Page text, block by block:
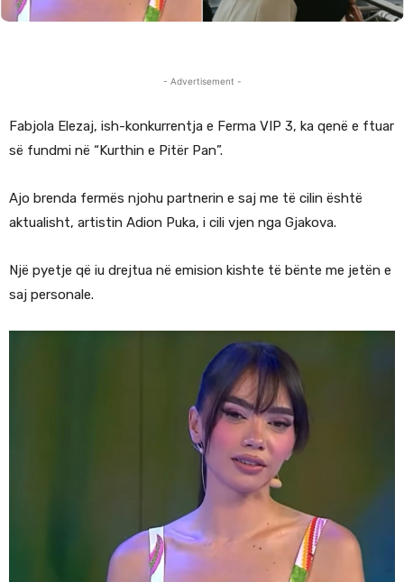
- Advertisement -
Fabjola Elezaj, ish-konkurrentja e Ferma VIP 3, ka qenë e ftuar
së fundmi në “Kurthin e Pitër Pan”.
Ajo brenda fermës njohu partnerin e saj me të cilin është
aktualisht, artistin Adion Puka, i cili vjen nga Gjakova.
Një pyetje që iu drejtua në emision kishte të bënte me jetën e
saj personale.